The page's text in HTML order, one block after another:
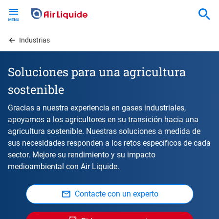
contentIndustrias
Soluciones para una agricultura
sostenible
Gracias a nuestra experiencia en gases industriales,
apoyamos a los agricultores en su transición hacia una
agricultura sostenible. Nuestras soluciones a medida de
sus necesidades responden a los retos específicos de cada
sector. Mejore su rendimiento y su impacto
medioambiental con Air Liquide.
Contacte con un experto